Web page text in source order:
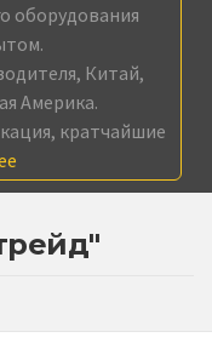
оборудования
Китай,
Америка.
кратчайшие